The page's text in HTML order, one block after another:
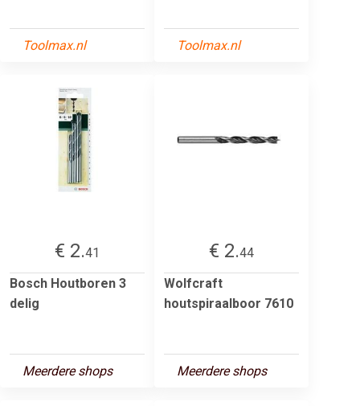
Toolmax.nl Toolmax.nl
€ 2.41
Bosch Houtboren 3
delig
Meerdere shops
€ 2.44
Wolfcraft
houtspiraalboor 7610
Meerdere shops